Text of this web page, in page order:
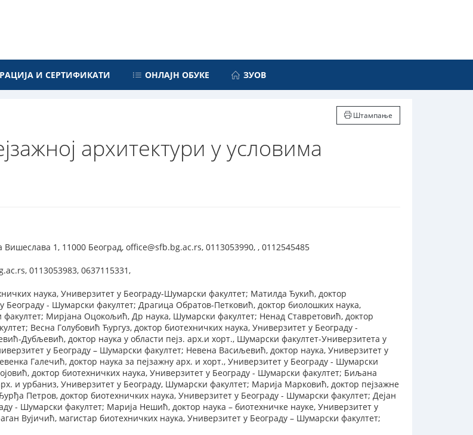
И СЕРТИФИКАТИ ОНЛАЈН ОБУКЕ ЗУОВ
Штампање
архитектури у условима
1, 11000 Београд, office@sfb.bg.ac.rs, 0113053990, , 0112545485
0113053983, 0637115331,
наука, Универзитет у Београду-Шумарски факултет; Maтилда Ђукић, доктор
Београду - Шумарски факултет; Драгица Обратов-Петковић, доктор биолошких наука,
Мирјана Оцокољић, Др наука, Шумарски факултет; Ненад Ставретовић, доктор
Весна Голубовић Ћургуз, доктор биотехничких наука, Универзитет у Београду -
Дубљевић, доктор наука у области пејз. арх.и хорт., Шумарски факултет-Универзитета у
у Београду – Шумарски факултет; Невена Васиљевић, доктор наука, Универзитет у
Галечић, доктор наука за пејзажну арх. и хорт., Универзитет у Београду - Шумарски
доктор биотехничких наука, Универзитет у Београду - Шумарски факултет; Биљана
и урбаниз, Универзитет у Београду, Шумарски факултет; Марија Марковић, доктор пејзажне
Петров, доктор биотехничких наука, Универзитет у Београду - Шумарски факултет; Дејан
- Шумарски факултет; Марија Нешић, доктор наука – биотехничке науке, Универзитет у
Вујичић, магистар биотехничких наука, Универзитет у Београду – Шумарски факултет;